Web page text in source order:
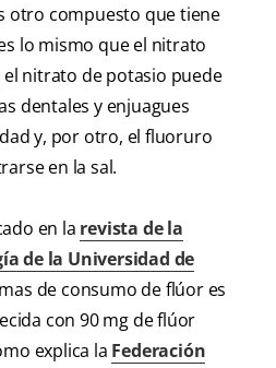
otro compuesto que tiene
lo mismo que el nitrato
nitrato de potasio puede
dentales y enjuagues
y, por otro, el fluoruro
en la sal.
en la revista de la
de la Universidad de
de consumo de flúor es
con 90 mg de flúor
explica la Federación